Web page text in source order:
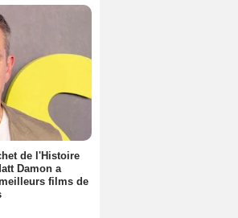
de l'Histoire
Damon a
films de